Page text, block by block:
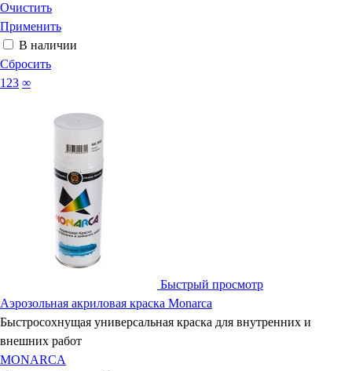
Очистить
Применить
В наличии
Сбросить
123 ∞
Быстрый просмотр
Аэрозольная акриловая краска Monarca
Быстросохнущая универсальная краска для внутренних и
внешних работ
MONARCA